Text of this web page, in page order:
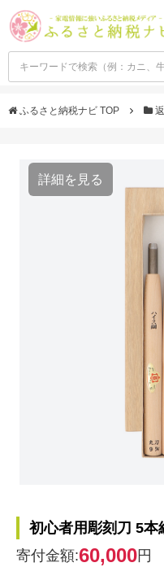
ふるさと納税ナビ TOP
詳細を見る
初心者用彫刻刀 5本
寄付金額:60,000円